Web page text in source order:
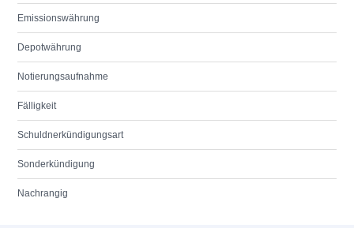
Emissionswährung
Depotwährung
Notierungsaufnahme
Fälligkeit
Schuldnerkündigungsart
Sonderkündigung
Nachrangig